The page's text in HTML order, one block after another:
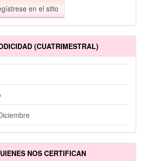
en el sitio
(CUATRIMESTRAL)
NOS CERTIFICAN